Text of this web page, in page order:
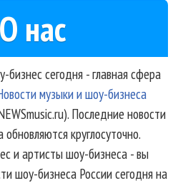
О нас
бизнес сегодня - главная сфера
музыки и шоу-бизнеса
Последние новости
круглосуточно.
и артисты шоу-бизнеса - вы
шоу-бизнеса России сегодня на